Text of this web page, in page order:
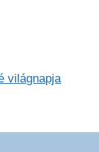
világnapja